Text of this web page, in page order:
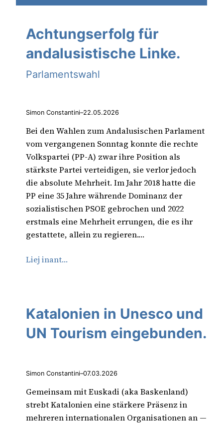
Achtungserfolg für
andalusistische Linke.
Parlamentswahl
Simon Constantini–22.05.2026
Bei den Wahlen zum Andalusischen Parlament
vom vergangenen Sonntag konnte die rechte
Volkspartei (PP-A) zwar ihre Position als
stärkste Partei verteidigen, sie verlor jedoch
die absolute Mehrheit. Im Jahr 2018 hatte die
PP eine 35 Jahre währende Dominanz der
sozialistischen PSOE gebrochen und 2022
erstmals eine Mehrheit errungen, die es ihr
gestattete, allein zu regieren.…
Liej inant…
Katalonien in Unesco und
UN Tourism eingebunden.
Simon Constantini–07.03.2026
Gemeinsam mit Euskadi (aka Baskenland)
strebt Katalonien eine stärkere Präsenz in
mehreren internationalen Organisationen an —